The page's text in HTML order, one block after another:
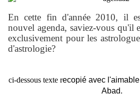
En cette fin d'année 2010, il
nouvel agenda, saviez-vous qu'il
exclusivement pour les
d'astrologie?
ci-dessous texte recopié avec
Abad.